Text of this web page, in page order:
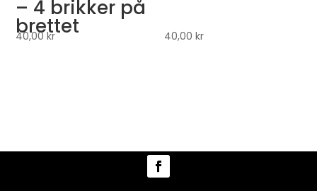
– 4 brikker på
brettet
40,00kr 40,00kr